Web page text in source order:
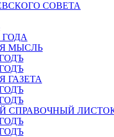
СОВЕТА
ГОДА
МЫСЛЬ
ГОДЪ
ГОДЪ
ГАЗЕТА
ГОДЪ
ГОДЪ
СПРАВОЧНЫЙ
ГОДЪ
ГОДЪ